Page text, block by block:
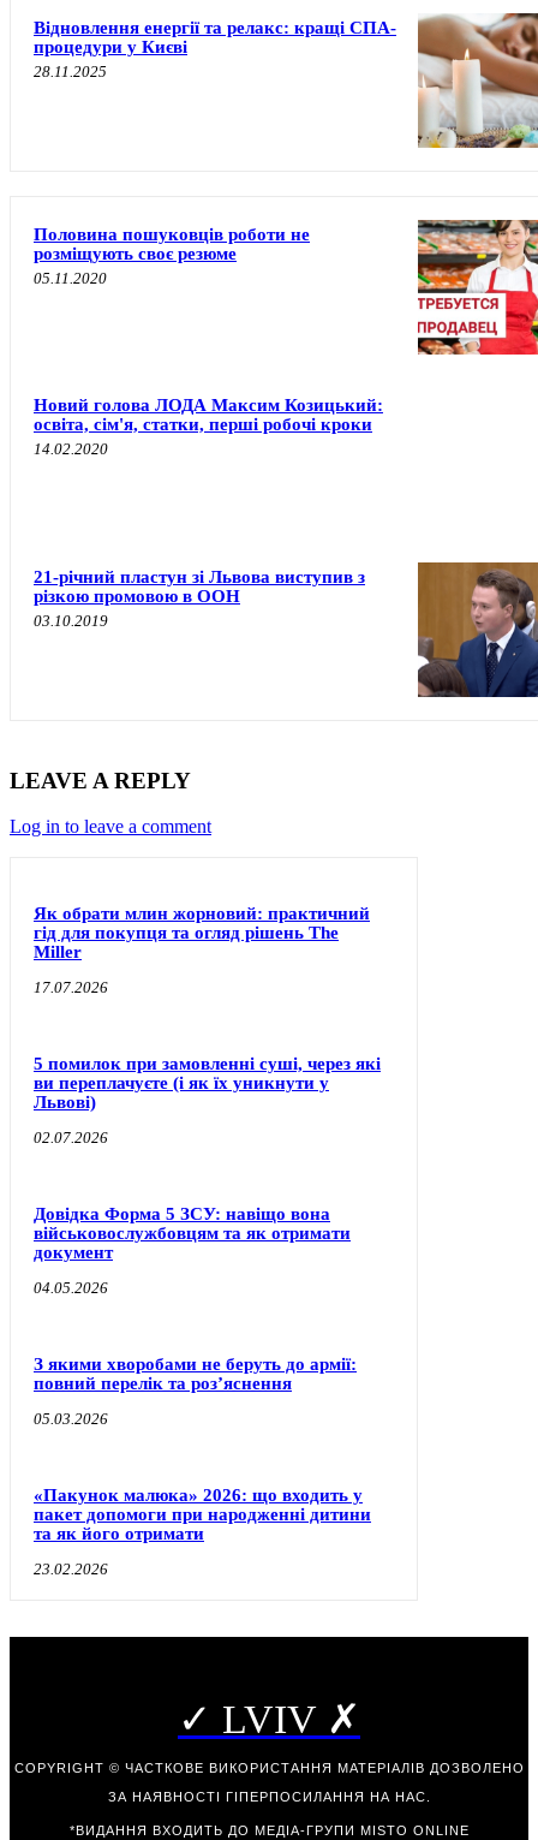
Відновлення енергії та релакс: кращі СПА-
процедури у Києві
28.11.2025
Половина пошуковців роботи не
розміщують своє резюме
05.11.2020
Новий голова ЛОДА Максим Козицький:
освіта, сім'я, статки, перші робочі кроки
14.02.2020
21-річний пластун зі Львова виступив з
різкою промовою в ООН
03.10.2019
LEAVE A REPLY
Log in to leave a comment
Як обрати млин жорновий: практичний
гід для покупця та огляд рішень The
Miller
17.07.2026
5 помилок при замовленні суші, через які
ви переплачуєте (і як їх уникнути у
Львові)
02.07.2026
Довідка Форма 5 ЗСУ: навіщо вона
військовослужбовцям та як отримати
документ
04.05.2026
З якими хворобами не беруть до армії:
повний перелік та роз’яснення
05.03.2026
«Пакунок малюка» 2026: що входить у
пакет допомоги при народженні дитини
та як його отримати
23.02.2026
✓ LVIV ✗
COPYRIGHT © ЧАСТКОВЕ ВИКОРИСТАННЯ МАТЕРІАЛІВ ДОЗВОЛЕНО
ЗА НАЯВНОСТІ ГІПЕРПОСИЛАННЯ НА НАС.
*ВИДАННЯ ВХОДИТЬ ДО МЕДІА-ГРУПИ MISTO ONLINE